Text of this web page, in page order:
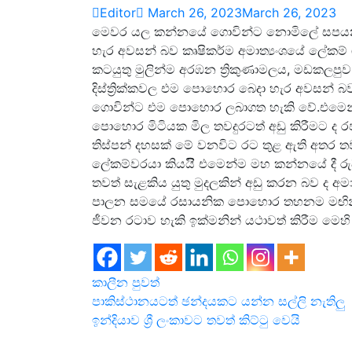
Editor March 26, 2023March 26, 2023
මෙවර යල කන්නයේ ගොවින්ට නොමිලේ
හැර අවසන් බව කෘෂිකර්ම අමාත්‍යංශයේ
කටයුතු මුලින්ම අරඹන ත්‍රිකුණාමලය,
දිස්ත්‍රික්කවල එම පොහොර බෙදා හැර අවසන්
ගොවින්ට එම පොහොර ලබාගත හැකි
පොහොර මිටියක මිල තවදුරටත් අඩු කිරීමට ද
තිස්පන් දහසක් මේ වනවිට රට තුළ ඇති අතර
ලේකම්වරයා කියයිි එමෙන්ම මහ කන්නයේ දී
තවත් සැළකිය යුතු මුදලකින් අඩු කරන බව ද
පාලන සමයේ රසායනික පොහොර තහනම
ජීවන රටාව හැකි ඉක්මනින් යථාවත් කිරීම
කාලීන පුවත්
Post
navigation
පාකිස්ථානයටත් ඡන්දයකට යන්න සල්ලි නැතිලු
ඉන්දියාව ශ්‍රී ලංකාවට තවත් කිට්ටු වෙයි